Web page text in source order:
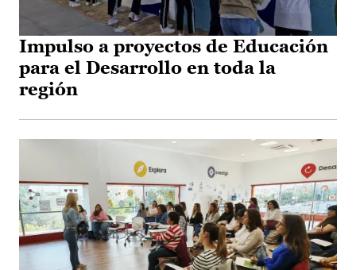
Impulso a proyectos de Educación
para el Desarrollo en toda la
región